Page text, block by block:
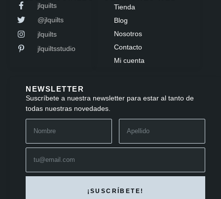
jlquilts
@jlquilts
jlquilts
jlquiltsstudio
Tienda
Blog
Nosotros
Contacto
Mi cuenta
NEWSLETTER
Suscríbete a nuestra newsletter para estar al tanto de
todas nuestras novedades.